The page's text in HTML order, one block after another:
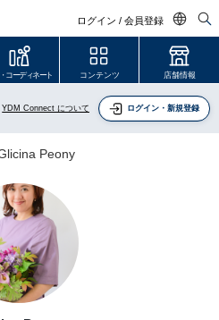
ログイン / 会員登録
日本語
中文简体
コーディネート コンテンツ 店舗情報
YDM Connect について ログイン・新規登録
Peony